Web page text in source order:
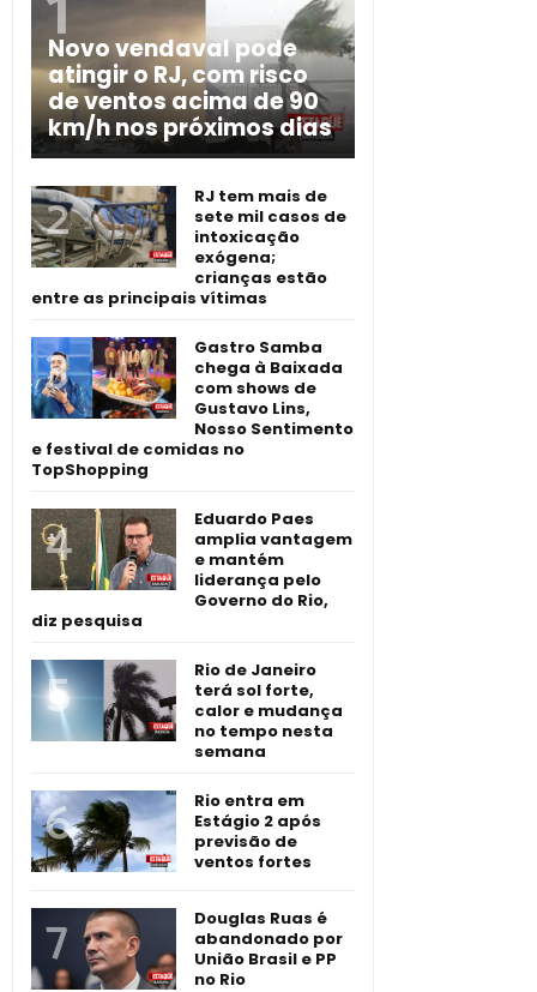
Novo vendaval pode
atingir o RJ, com risco
de ventos acima de 90
km/h nos próximos dias
RJ tem mais de
sete mil casos de
intoxicação
exógena;
crianças estão
entre as principais vítimas
Gastro Samba
chega à Baixada
com shows de
Gustavo Lins,
Nosso Sentimento
e festival de comidas no
TopShopping
Eduardo Paes
amplia vantagem
e mantém
liderança pelo
Governo do Rio,
diz pesquisa
Rio de Janeiro
terá sol forte,
calor e mudança
no tempo nesta
semana
Rio entra em
Estágio 2 após
previsão de
ventos fortes
Douglas Ruas é
abandonado por
União Brasil e PP
no Rio